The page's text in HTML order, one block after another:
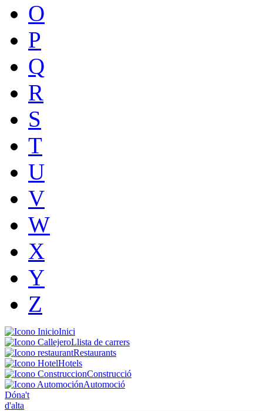
O
P
Q
R
S
T
U
V
W
X
Y
Z
Inici
Llista de carrers
Restaurants
Hotels
Construcció
Automoció
Dóna't
d'alta